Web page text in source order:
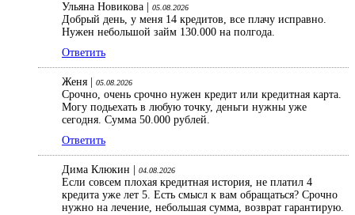
Ульяна Новикова | 05.08.2026
Добрый день, у меня 14 кредитов, все плачу исправно.
Нужен небольшой займ 130.000 на полгода.
Ответить
Женя | 05.08.2026
Срочно, очень срочно нужен кредит или кредитная карта.
Могу подьехать в любую точку, деньги нужны уже
сегодня. Сумма 50.000 рублей.
Ответить
Дима Клюкин | 04.08.2026
Если совсем плохая кредитная история, не платил 4
кредита уже лет 5. Есть смысл к вам обращаться? Срочно
нужно на лечение, небольшая сумма, возврат гарантирую.